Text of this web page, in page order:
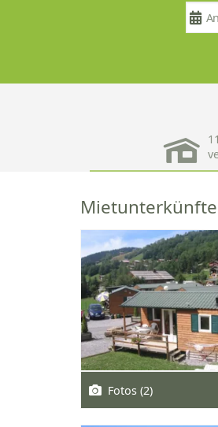
Mietunterkünfte
Fotos (2)